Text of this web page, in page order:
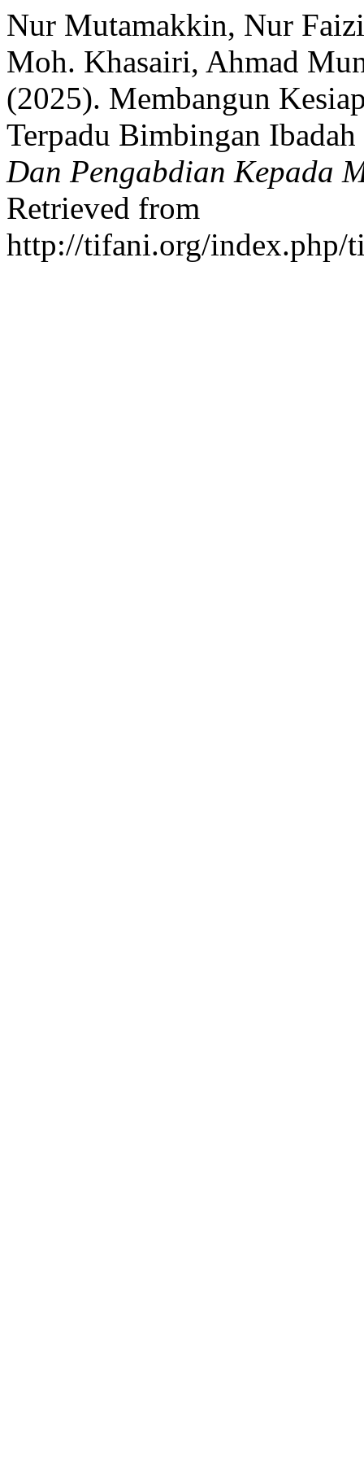
Nur Mutamakkin, Nur
Moh. Khasairi, Ahmad
(2025). Membangun
Terpadu Bimbingan
Dan Pengabdian Kepada
Retrieved from
http://tifani.org/index.php/